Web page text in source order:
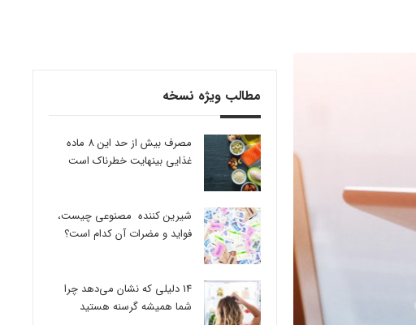
مطالب ویژه نسخه
مصرف بیش از حد این 8 ماده
غذایی بینهایت خطرناک است
شیرین کننده مصنوعی چیست،
فواید و مضرات آن کدام است؟
14 دلیلی که نشان می‌دهد چرا
شما همیشه گرسنه هستید